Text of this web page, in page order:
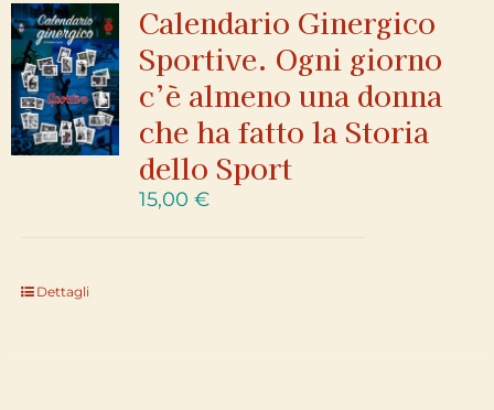
Calendario Ginergico
Sportive. Ogni giorno
c’è almeno una donna
che ha fatto la Storia
dello Sport
15,00 €
Dettagli